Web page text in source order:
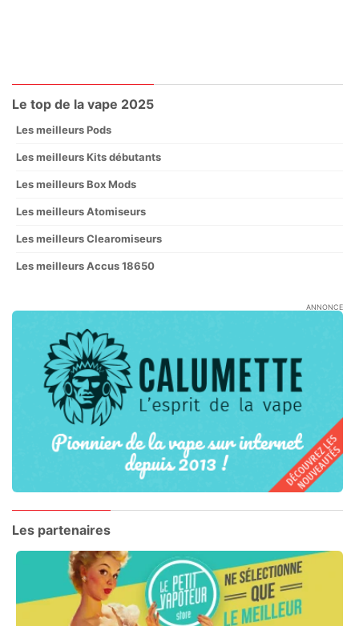
Le top de la vape 2025
Les meilleurs Pods
Les meilleurs Kits débutants
Les meilleurs Box Mods
Les meilleurs Atomiseurs
Les meilleurs Clearomiseurs
Les meilleurs Accus 18650
ANNONCE
Les partenaires